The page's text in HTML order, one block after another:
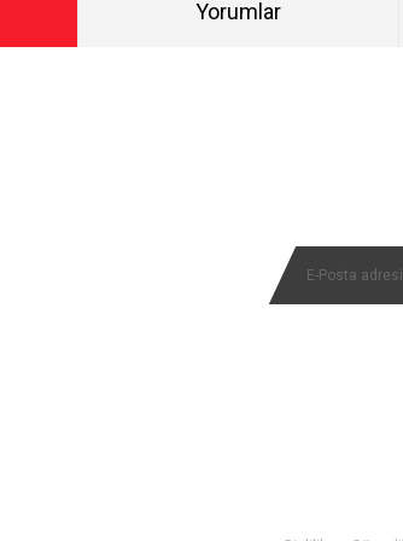
Yorumlar
Yorum Yaz